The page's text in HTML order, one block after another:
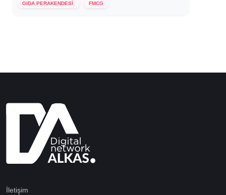
GIDA PERAKENDESİ FMCG
İletişim